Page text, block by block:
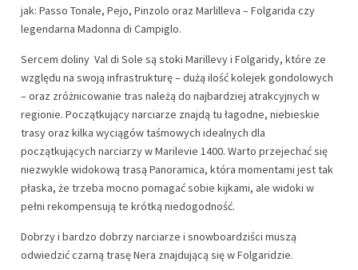
jak: Passo Tonale, Pejo, Pinzolo oraz Marlilleva – Folgarida czy
legendarna Madonna di Campiglo.
Sercem doliny Val di Sole są stoki Marillevy i Folgaridy, które ze
względu na swoją infrastrukturę – dużą ilość kolejek gondolowych
– oraz zróżnicowanie tras należą do najbardziej atrakcyjnych w
regionie. Początkujący narciarze znajdą tu łagodne, niebieskie
trasy oraz kilka wyciągów taśmowych idealnych dla
początkujących narciarzy w Marilevie 1400. Warto przejechać się
niezwykle widokową trasą Panoramica, która momentami jest tak
płaska, że trzeba mocno pomagać sobie kijkami, ale widoki w
pełni rekompensują te krótką niedogodność.
Dobrzy i bardzo dobrzy narciarze i snowboardziści muszą
odwiedzić czarną trasę Nera znajdującą się w Folgaridzie.